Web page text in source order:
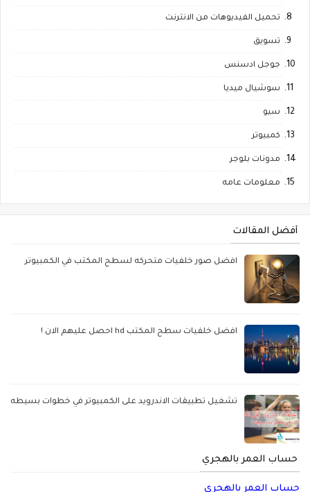
تحميل الفيديوهات من الانترنت
تسويق
جوجل ادسنس
سوشيال ميديا
سيو
كمبيوتر
مدونات بلوجر
معلومات عامه
أفضل المقالات
افضل صور خلفيات متحركه لسطح المكتب في الكمبيوتر
افضل خلفيات سطح المكتب hd احصل عليهم الان !
تشغيل تطبيقات الاندرويد على الكمبيوتر في خطوات بسيطه
حساب العمر بالهجري
حساب العمر بالهجري